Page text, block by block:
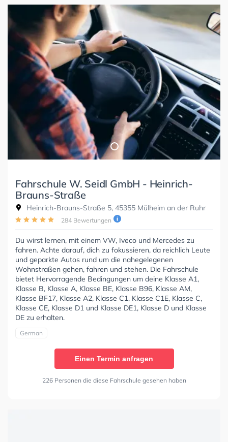
Fahrschule W. Seidl GmbH - Heinrich-
Brauns-Straße
Heinrich-Brauns-Straße 5, 45355 Mülheim an der Ruhr
284 Bewertungen
Du wirst lernen, mit einem VW, Iveco und Mercedes zu
fahren. Achte darauf, dich zu fokussieren, da reichlich Leute
und geparkte Autos rund um die nahegelegenen
Wohnstraßen gehen, fahren und stehen. Die Fahrschule
bietet Hervorragende Bedingungen um deine Klasse A1,
Klasse B, Klasse A, Klasse BE, Klasse B96, Klasse AM,
Klasse BF17, Klasse A2, Klasse C1, Klasse C1E, Klasse C,
Klasse CE, Klasse D1 und Klasse DE1, Klasse D und Klasse
DE zu erhalten.
German
Einen Termin anfragen
226 Personen die diese Fahrschule gesehen haben